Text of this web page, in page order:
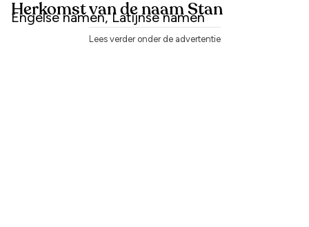
Herkomst van de naam Stan
Engelse namen, Latijnse namen
Lees verder onder de advertentie